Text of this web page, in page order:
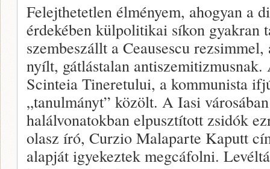
Felejthetetlen élményem, ahogyan a
érdekében külpolitikai síkon gyakran
szembeszállt a Ceausescu
nyílt, gátlástalan antiszemitizmusnak.
Scinteia Tineretului, a kommunista
„tanulmányt” közölt. A Iasi
halálvonatokban elpusztított zsidók
olasz író, Curzio Malaparte Kaputt
alapját igyekeztek megcáfolni.